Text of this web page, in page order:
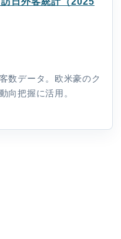
数データ。欧米豪のク
向把握に活用。